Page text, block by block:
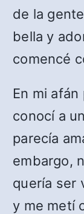
de la
bella y
comencé
En mi
conocí a
parecía
embargo,
quería ser
y me metí